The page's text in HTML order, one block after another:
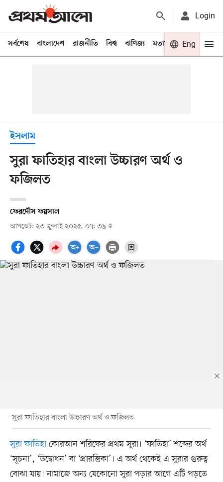
Login
সর্বশেষ বাংলাদেশ রাজনীতি বিশ্ব বাণিজ্য মতামত খেলা
Eng
ইসলাম
সুরা ফাতিহার বাংলা উচ্চারণ অর্থ ও
ফজিলত
ফেরদৌস ফয়সাল
আপডেট: ২৩ জুলাই ২০২৫, ০৭: ৩৯
সুরা ফাতিহার বাংলা উচ্চারণ অর্থ ও ফজিলত
সুরা ফাতিহাকোরআন শরিফের প্রথম সুরা। ‘ফাতিহা’ শব্দের অর্থ
‘সূচনা’, ‘উদ্বোধন’ বা ‘প্রারম্ভিকা’। এ অর্থ থেকেই এ সুরার গুরুত্ব
বোঝা যায়। নামাজে অন্য যেকোনো সুরা পড়ার আগে এটি পড়তে